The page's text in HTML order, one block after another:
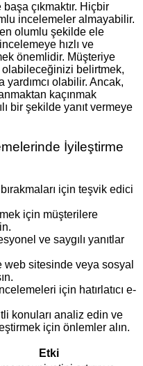
çıkmaktır. Hiçbir
incelemeler almayabilir.
olumlu şekilde ele
hızlı ve
önemlidir. Müşteriye
olabileceğinizi belirtmek,
yardımcı olabilir. Ancak,
kaçınmak
bir şekilde yanıt vermeye
İyileştirme
için teşvik edici
için müşterilere
ve saygılı yanıtlar
sitesinde veya sosyal
için hatırlatıcı e-
konuları analiz edin ve
için önlemler alın.
Etki